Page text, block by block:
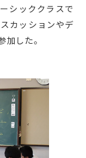
シッククラスで
カッションやデ
した。